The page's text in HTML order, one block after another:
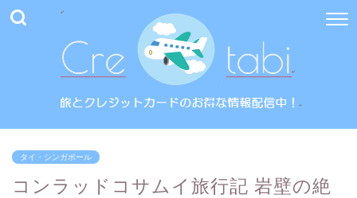
タイ・シンガポール
コンラッドコサムイ旅行記 岩壁の絶